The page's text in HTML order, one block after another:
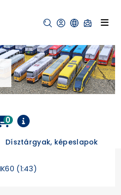
Dísztárgyak, képeslapok
(1:43)
0